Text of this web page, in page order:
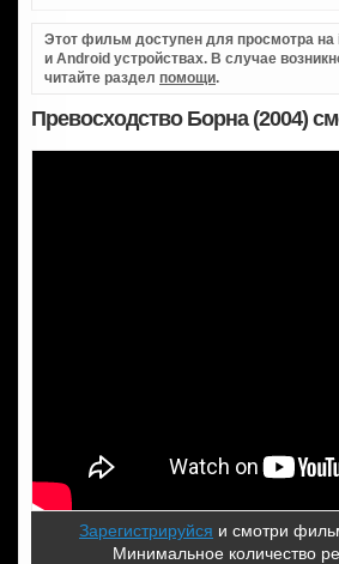
Этот фильм доступен для просмотра на
и Android устройствах. В случае
читайте раздел помощи.
Превосходство Борна (2004)
Зарегистрируйся и смотри
Минимальное количество